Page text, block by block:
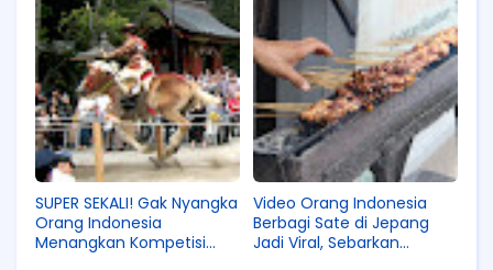
SUPER SEKALI! Gak Nyangka
Orang Indonesia
Menangkan Kompetisi
Video Orang Indonesia
Berbagi Sate di Jepang
Jadi Viral, Sebarkan